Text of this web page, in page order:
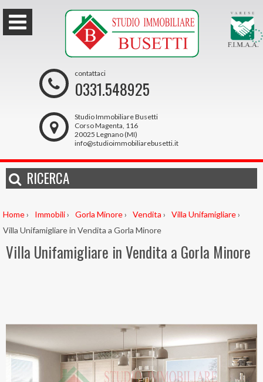
contattaci
0331.548925
Studio Immobiliare Busetti
Corso Magenta, 116
20025 Legnano (MI)
info@studioimmobiliarebusetti.it
RICERCA
Home› Immobili› Gorla Minore› Vendita › Villa Unifamigliare›
Villa Unifamigliare in Vendita a Gorla Minore
Villa Unifamigliare in Vendita a Gorla Minore